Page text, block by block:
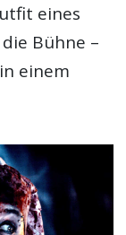
eines
Bühne –
einem